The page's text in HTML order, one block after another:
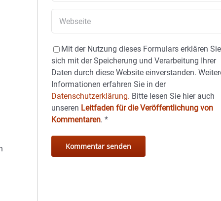
Mit der Nutzung dieses Formulars erklären Sie
sich mit der Speicherung und Verarbeitung Ihrer
Daten durch diese Website einverstanden.
Informationen erfahren Sie in der
Datenschutzerklärung. Bitte lesen Sie hier auch
unseren Leitfaden für die Veröffentlichung von
Kommentaren.*